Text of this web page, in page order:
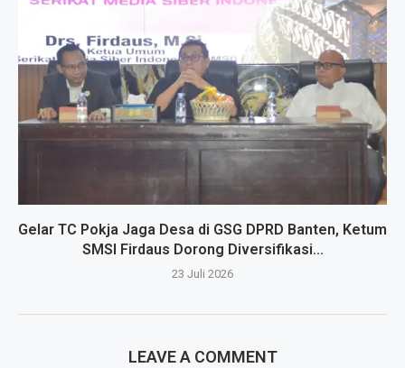
Gelar TC Pokja Jaga Desa di GSG DPRD Banten, Ketum
SMSI Firdaus Dorong Diversifikasi...
23 Juli 2026
LEAVE A COMMENT